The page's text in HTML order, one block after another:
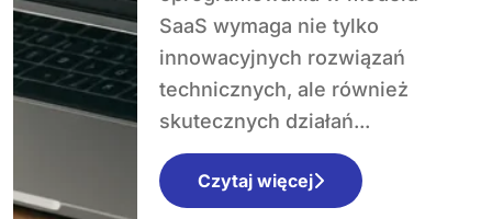
SaaS wymaga nie tylko
innowacyjnych rozwiązań
technicznych, ale również
skutecznych działań...
Czytaj więcej